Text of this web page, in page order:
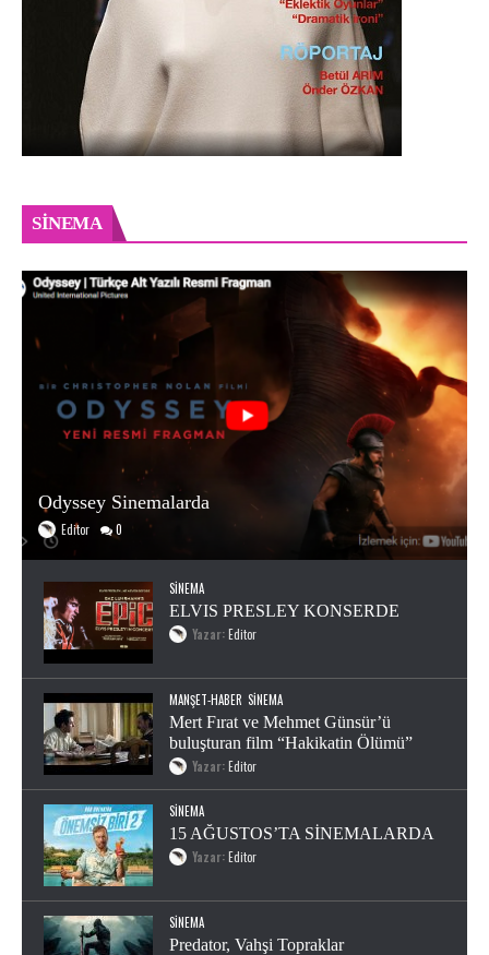
SINEMA
Odyssey Sinemalarda
Editor 0
SINEMA
ELVIS PRESLEY KONSERDE
Yazar:Editor
MANŞET-HABER SINEMA
Mert Fırat ve Mehmet Günsür’ü
buluşturan film “Hakikatin Ölümü”
Yazar:Editor
SINEMA
15 AĞUSTOS’TA SİNEMALARDA
Yazar:Editor
SINEMA
Predator, Vahşi Topraklar